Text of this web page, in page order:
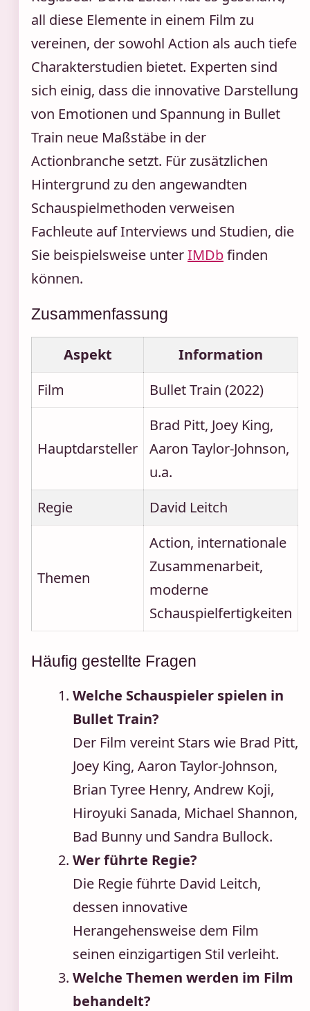
all diese Elemente in einem Film zu
vereinen, der sowohl Action als auch tiefe
Charakterstudien bietet. Experten sind
sich einig, dass die innovative Darstellung
von Emotionen und Spannung in Bullet
Train neue Maßstäbe in der
Actionbranche setzt. Für zusätzlichen
Hintergrund zu den angewandten
Schauspielmethoden verweisen
Fachleute auf Interviews und Studien, die
Sie beispielsweise unterIMDbfinden
können.
Zusammenfassung
Aspekt
Information
Film
Bullet Train (2022)
Hauptdarsteller
Brad Pitt, Joey King,
Aaron Taylor-Johnson,
u.a.
Regie
David Leitch
Themen
Action, internationale
Zusammenarbeit,
moderne
Schauspielfertigkeiten
Häufig gestellte Fragen
Welche Schauspieler spielen in
Bullet Train?
Der Film vereint Stars wie Brad Pitt,
Joey King, Aaron Taylor-Johnson,
Brian Tyree Henry, Andrew Koji,
Hiroyuki Sanada, Michael Shannon,
Bad Bunny und Sandra Bullock.
Wer führte Regie?
Die Regie führte David Leitch,
dessen innovative
Herangehensweise dem Film
seinen einzigartigen Stil verleiht.
Welche Themen werden im Film
behandelt?